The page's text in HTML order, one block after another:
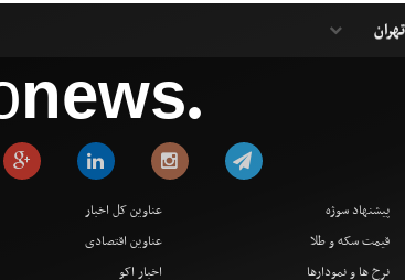
news●
پیشنهاد سوژه
قیمت سکه و طلا
نرخ ها و نمودارها
عناوین کل اخبار
عناوین اقتصادی
اخبار اکو